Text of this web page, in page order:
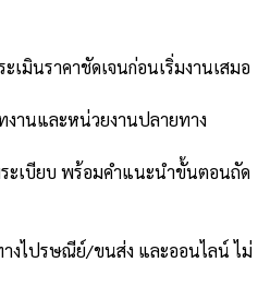
เมินราคาชัดเจนก่อนเริ่มงานเสมอ
งานและหน่วยงานปลายทาง
ระเบียบ พร้อมคำแนะนำขั้นตอนถัด
งไปรษณีย์/ขนส่ง และออนไลน์ ไม่